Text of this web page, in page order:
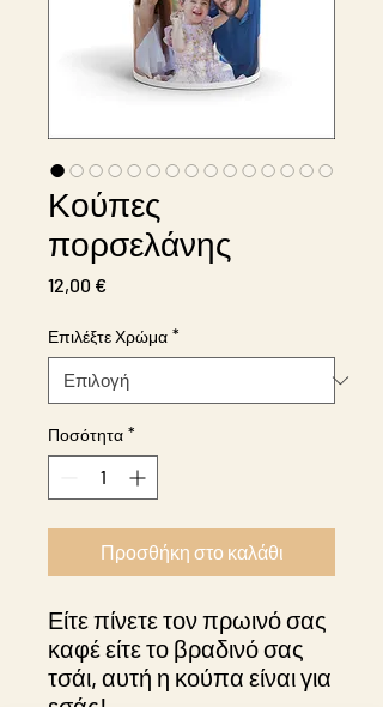
Κούπες
πορσελάνης
12,00 €Τιμή
Επιλέξτε Χρώμα *
Ποσότητα *
Προσθήκη στο καλάθι
Είτε πίνετε τον πρωινό σας
καφέ είτε το βραδινό σας
τσάι, αυτή η κούπα είναι για